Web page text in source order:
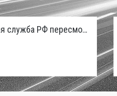
Таможенная служба РФ пересмотрела правила ввоза машин из ЕАЭС и начисляет пени покупателям